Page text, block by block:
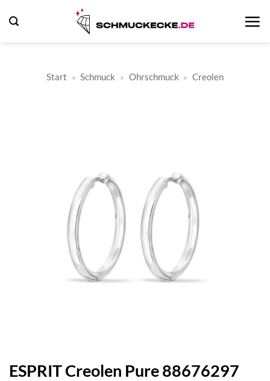
Inhalt
Start » Schmuck » Ohrschmuck » Creolen
ESPRIT Creolen Pure 88676297